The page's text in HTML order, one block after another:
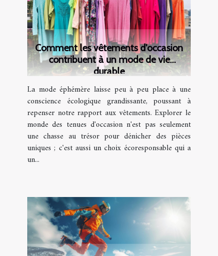
Comment les vêtements d'occasion
contribuent à un mode de vie
durable
La mode éphémère laisse peu à peu place à une
conscience écologique grandissante, poussant à
repenser notre rapport aux vêtements. Explorer le
monde des tenues d'occasion n'est pas seulement
une chasse au trésor pour dénicher des pièces
uniques ; c'est aussi un choix écoresponsable qui a
un...